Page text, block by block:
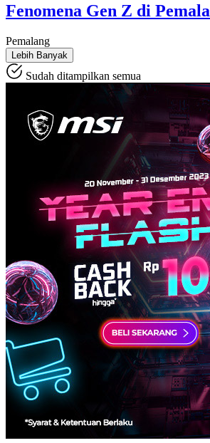
Fenomena Gen Z di
Pemalang
Lebih Banyak
Sudah ditampilkan semua